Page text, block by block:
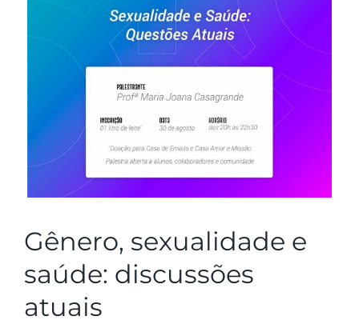
Gênero, sexualidade e
saúde: discussões
atuais